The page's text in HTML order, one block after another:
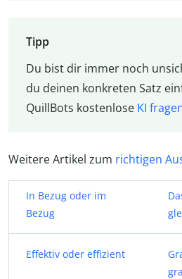
Tipp
Du bist dir immer noch
du deinen konkreten Satz
QuillBots kostenlose KI
Weitere Artikel zum richtigen
In Bezug oder im
Bezug
Effektiv oder effizient